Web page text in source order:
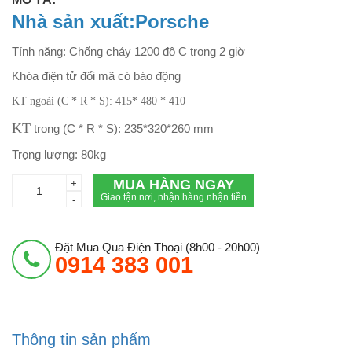
Nhà sản xuất:Porsche
Tính năng: Chống cháy 1200 độ C trong 2 giờ
Khóa điện tử đổi mã có báo động
KT ngoài (C * R * S): 415* 480 * 410
KT trong (C * R * S): 235*320*260 mm
Trọng lượng: 80kg
+
-
MUA HÀNG NGAY
Giao tận nơi, nhận hàng nhận tiền
Đặt Mua Qua Điện Thoại (8h00 - 20h00)
0914 383 001
Thông tin sản phẩm